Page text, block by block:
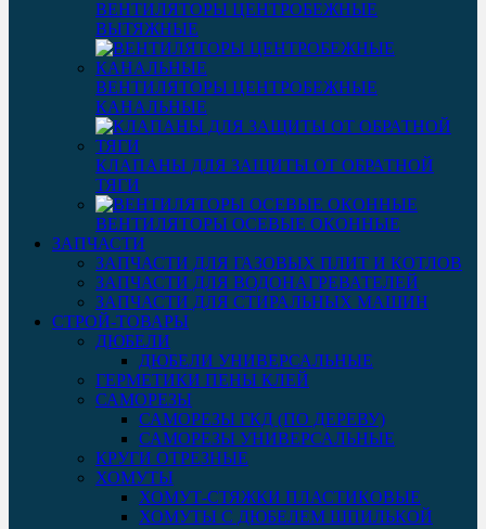
ВЕНТИЛЯТОРЫ ЦЕНТРОБЕЖНЫЕ
ВЫТЯЖНЫЕ
ВЕНТИЛЯТОРЫ ЦЕНТРОБЕЖНЫЕ
КАНАЛЬНЫЕ
КЛАПАНЫ ДЛЯ ЗАЩИТЫ ОТ ОБРАТНОЙ
ТЯГИ
ВЕНТИЛЯТОРЫ ОСЕВЫЕ ОКОННЫЕ
ЗАПЧАСТИ
ЗАПЧАСТИ ДЛЯ ГАЗОВЫХ ПЛИТ И КОТЛОВ
ЗАПЧАСТИ ДЛЯ ВОДОНАГРЕВАТЕЛЕЙ
ЗАПЧАСТИ ДЛЯ СТИРАЛЬНЫХ МАШИН
СТРОЙ-ТОВАРЫ
ДЮБЕЛИ
ДЮБЕЛИ УНИВЕРСАЛЬНЫЕ
ГЕРМЕТИКИ ПЕНЫ КЛЕЙ
САМОРЕЗЫ
САМОРЕЗЫ ГКД (ПО ДЕРЕВУ)
САМОРЕЗЫ УНИВЕРСАЛЬНЫЕ
КРУГИ ОТРЕЗНЫЕ
ХОМУТЫ
ХОМУТ-СТЯЖКИ ПЛАСТИКОВЫЕ
ХОМУТЫ С ДЮБЕЛЕМ ШПИЛЬКОЙ